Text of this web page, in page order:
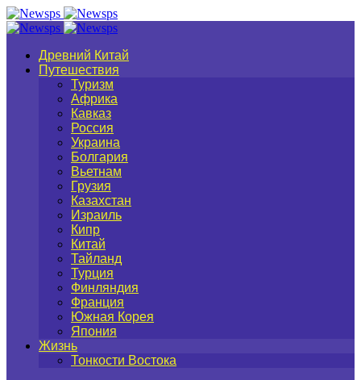
Древний Китай
Путешествия
Туризм
Африка
Кавказ
Россия
Украина
Болгария
Вьетнам
Грузия
Казахстан
Израиль
Кипр
Китай
Тайланд
Турция
Финляндия
Франция
Южная Корея
Япония
Жизнь
Тонкости Востока